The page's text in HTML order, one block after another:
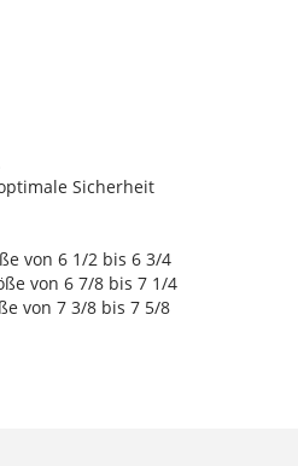
Sicherheit
von 6 1/2 bis 6 3/4
von 6 7/8 bis 7 1/4
von 7 3/8 bis 7 5/8